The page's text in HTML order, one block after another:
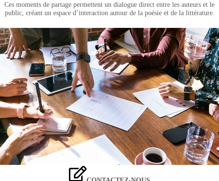
Ces moments de partage permettent un dialogue direct entre les auteurs et le
public, créant un espace d’interaction autour de la poésie et de la littérature.